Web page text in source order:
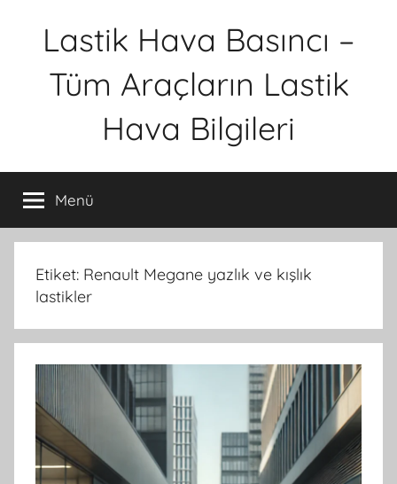
Lastik Hava Basıncı –
Tüm Araçların Lastik
Hava Bilgileri
Menü
Etiket: Renault Megane yazlık ve kışlık
lastikler